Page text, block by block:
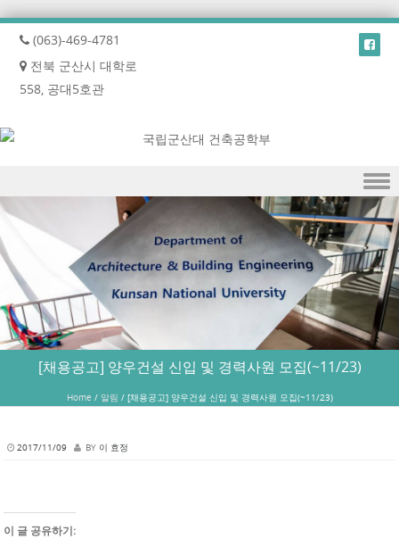
(063)-469-4781
전북 군산시 대학로
558, 공대5호관
Skip to content
[채용공고] 양우건설 신입 및 경력사원 모집(~11/23)
Home / 알림 /[채용공고] 양우건설 신입 및 경력사원 모집(~11/23)
2017/11/09 BY 이 효정
이 글 공유하기: